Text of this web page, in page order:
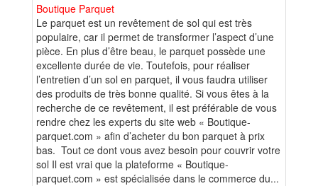
Boutique Parquet
Le parquet est un revêtement de sol qui est très
populaire, car il permet de transformer l’aspect d’une
pièce. En plus d’être beau, le parquet possède une
excellente durée de vie. Toutefois, pour réaliser
l’entretien d’un sol en parquet, il vous faudra utiliser
des produits de très bonne qualité. Si vous êtes à la
recherche de ce revêtement, il est préférable de vous
rendre chez les experts du site web « Boutique-
parquet.com » afin d’acheter du bon parquet à prix
bas. Tout ce dont vous avez besoin pour couvrir votre
sol Il est vrai que la plateforme « Boutique-
parquet.com » est spécialisée dans le commerce du...